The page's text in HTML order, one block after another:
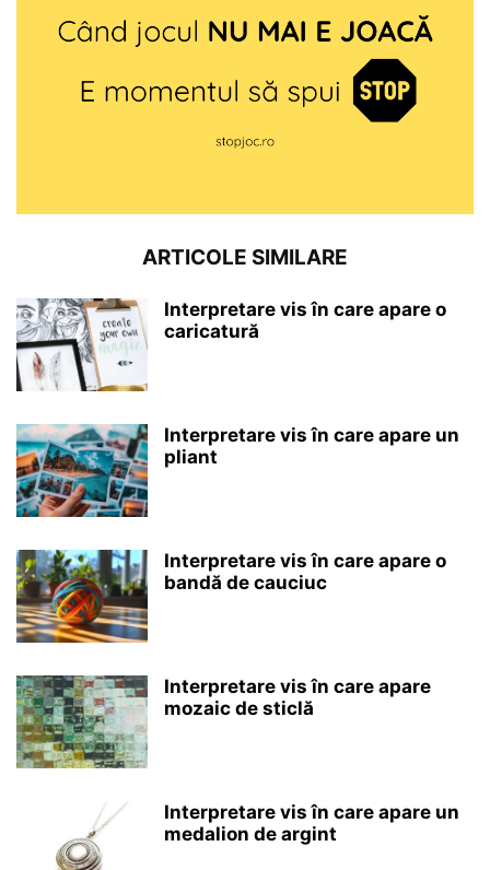
ARTICOLE SIMILARE
Interpretare vis în care apare o
caricatură
Interpretare vis în care apare un
pliant
Interpretare vis în care apare o
bandă de cauciuc
Interpretare vis în care apare
mozaic de sticlă
Interpretare vis în care apare un
medalion de argint